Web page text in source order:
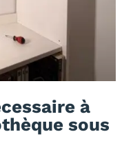
à
sous